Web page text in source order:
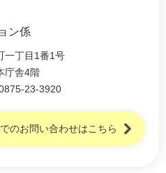
ン係
一丁目1番1号
庁舎4階
23-3920
のお問い合わせはこちら